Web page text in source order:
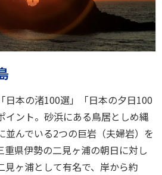
日本の渚100選」「日本の夕日100
イント。砂浜にある鳥居としめ縄
並んでいる2つの巨岩（夫婦岩）を
重県伊勢の二見ヶ浦の朝日に対し
見ヶ浦として有名で、岸から約